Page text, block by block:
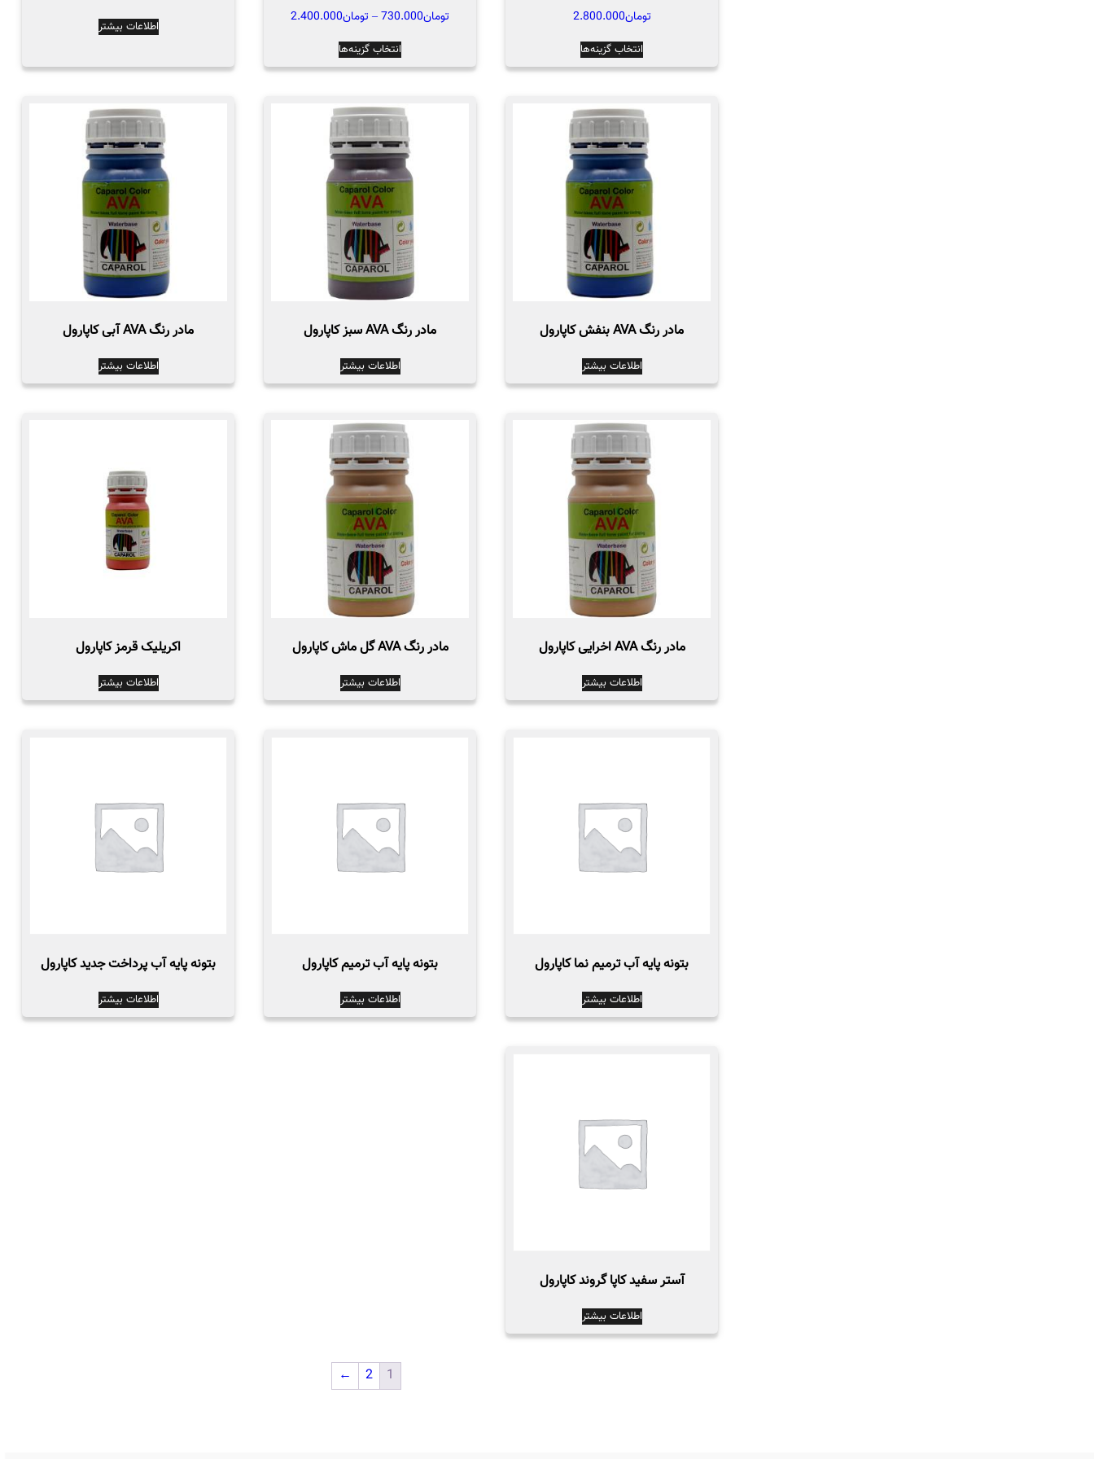
تومان2.800.000
انتخاب گزینه‌هااین
محصول
مختلفی
می
باشد.
گزینه
ممکن
در
صفحه
انتخاب
تومان730.000
– تومان2.400.000محدوده
تا
انتخاب گزینه‌هااین
محصول
مختلفی
می
باشد.
گزینه
ممکن
است
در
صفحه
محصول
انتخاب
اطلاعات بیشتر
مادر رنگ AVA بنفش کاپارول
اطلاعات بیشتر
مادر رنگ AVA سبز کاپارول
اطلاعات بیشتر
مادر رنگ AVA آبی کاپارول
اطلاعات بیشتر
مادر رنگ AVA اخرایی کاپارول
اطلاعات بیشتر
مادر رنگ AVA گل ماش کاپارول
اطلاعات بیشتر
اکریلیک قرمز کاپارول
اطلاعات بیشتر
بتونه پایه آب ترمیم نما کاپارول
اطلاعات بیشتر
بتونه پایه آب ترمیم کاپارول
اطلاعات بیشتر
بتونه پایه آب پرداخت جدید کاپارول
اطلاعات بیشتر
آستر سفید کاپا گروند کاپارول
اطلاعات بیشتر
1
2
←